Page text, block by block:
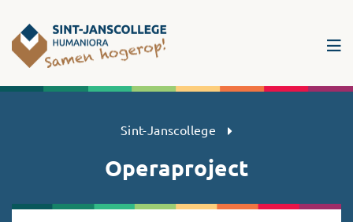
Sint-Janscollege Humaniora
Sint-Janscollege
Operaproject